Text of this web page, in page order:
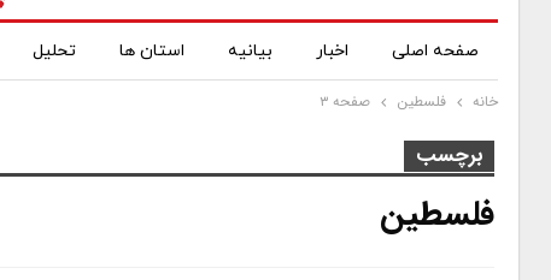
صفحه اصلی اخبار بیانیه استان ها تحلیل
خانه فلسطین صفحه ۳
برچسب
فلسطین